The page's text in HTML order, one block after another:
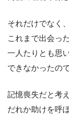
それだけでなく
これまで出会っ
一人たりとも思
できなかったので
記憶喪失だと考え
だれか助けを呼